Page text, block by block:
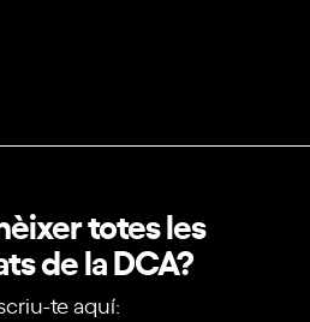
totes les
de la DCA?
te aquí: